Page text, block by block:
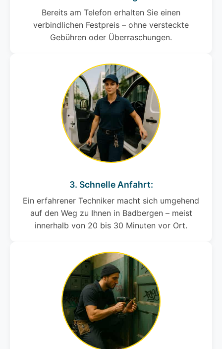
Bereits am Telefon erhalten Sie einen
verbindlichen Festpreis – ohne versteckte
Gebühren oder Überraschungen.
3. Schnelle Anfahrt:
Ein erfahrener Techniker macht sich umgehend
auf den Weg zu Ihnen in Badbergen – meist
innerhalb von 20 bis 30 Minuten vor Ort.